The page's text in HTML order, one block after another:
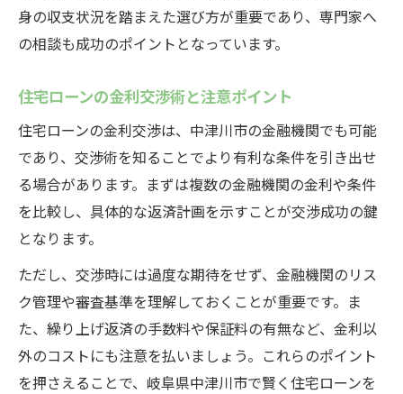
身の収支状況を踏まえた選び方が重要であり、専門家へ
の相談も成功のポイントとなっています。
住宅ローンの金利交渉術と注意ポイント
住宅ローンの金利交渉は、中津川市の金融機関でも可能
であり、交渉術を知ることでより有利な条件を引き出せ
る場合があります。まずは複数の金融機関の金利や条件
を比較し、具体的な返済計画を示すことが交渉成功の鍵
となります。
ただし、交渉時には過度な期待をせず、金融機関のリス
ク管理や審査基準を理解しておくことが重要です。ま
た、繰り上げ返済の手数料や保証料の有無など、金利以
外のコストにも注意を払いましょう。これらのポイント
を押さえることで、岐阜県中津川市で賢く住宅ローンを